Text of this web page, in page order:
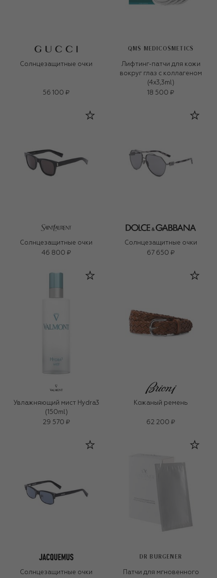
Солнцезащитные очки
56 100 ₽
QMS MEDICOSMETICS
Лифтинг-патчи для кожи
вокруг глаз с коллагеном
(4x3,3ml)
18 500 ₽
Солнцезащитные очки
46 800 ₽
Солнцезащитные очки
67 650 ₽
Увлажняющий мист Hydra3
(150ml)
29 570 ₽
Кожаный ремень
62 200 ₽
Солнцезащитные очки
DR BURGENER
Патчи для мгновенного